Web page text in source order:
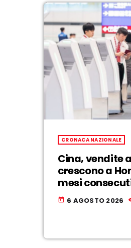
CRONACA NAZIONALE
Cina, vendite
crescono a
mesi
today 6 AGOSTO 2026